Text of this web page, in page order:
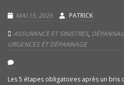
MAI 15, 2026 PATRICK
ASSURANCE ET SINISTRES,
URGENCES ET DÉPANNAGE
Les 5 étapes obligatoires après un bris